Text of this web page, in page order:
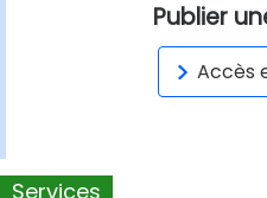
Publier
Accès
Services